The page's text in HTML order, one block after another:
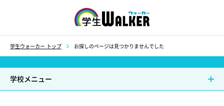
学生ウォーカー トップ お探しのページは見つかりませんでした
学校メニュー